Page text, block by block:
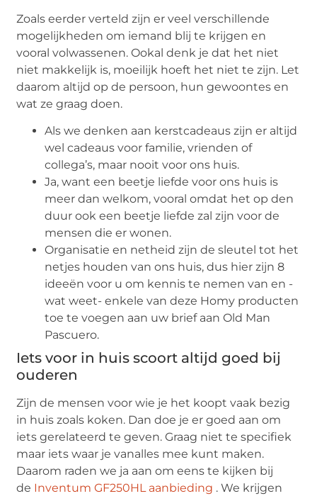
Zoals eerder verteld zijn er veel verschillende
mogelijkheden om iemand blij te krijgen en
vooral volwassenen. Ookal denk je dat het niet
niet makkelijk is, moeilijk hoeft het niet te zijn. Let
daarom altijd op de persoon, hun gewoontes en
wat ze graag doen.
Als we denken aan kerstcadeaus zijn er altijd
wel cadeaus voor familie, vrienden of
collega’s, maar nooit voor ons huis.
Ja, want een beetje liefde voor ons huis is
meer dan welkom, vooral omdat het op den
duur ook een beetje liefde zal zijn voor de
mensen die er wonen.
Organisatie en netheid zijn de sleutel tot het
netjes houden van ons huis, dus hier zijn 8
ideeën voor u om kennis te nemen van en -
wat weet- enkele van deze Homy producten
toe te voegen aan uw brief aan Old Man
Pascuero.
Iets voor in huis scoort altijd goed bij
ouderen
Zijn de mensen voor wie je het koopt vaak bezig
in huis zoals koken. Dan doe je er goed aan om
iets gerelateerd te geven. Graag niet te specifiek
maar iets waar je vanalles mee kunt maken.
Daarom raden we ja aan om eens te kijken bij
de Inventum GF250HL aanbieding . We krijgen